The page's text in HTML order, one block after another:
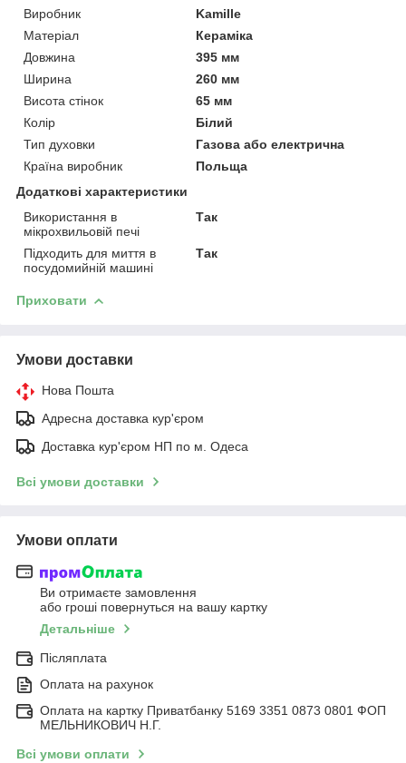
Виробник
Kamille
Матеріал
Кераміка
Довжина
395 мм
Ширина
260 мм
Висота стінок
65 мм
Колір
Білий
Тип духовки
Газова або електрична
Країна виробник
Польща
Додаткові характеристики
Використання в
мікрохвильовій печі
Так
Підходить для миття в
посудомийній машині
Так
Приховати
Умови доставки
Нова Пошта
Адресна доставка кур'єром
Доставка кур'єром НП по м. Одеса
Всі умови доставки
Умови оплати
Ви отримаєте замовлення
або гроші повернуться на вашу картку
Детальніше
Післяплата
Оплата на рахунок
Оплата на картку Приватбанку 5169 3351 0873 0801 ФОП
МЕЛЬНИКОВИЧ Н.Г.
Всі умови оплати